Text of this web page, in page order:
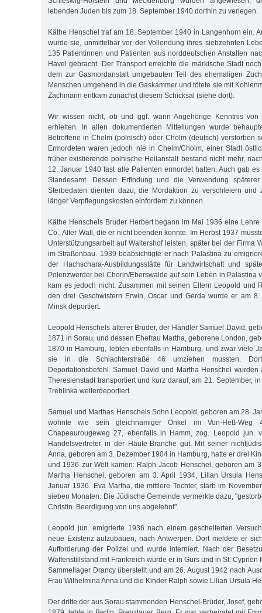
lebenden Juden bis zum 18. September 1940 dorthin zu verlegen.
Käthe Henschel traf am 18. September 1940 in Langenhorn ein.
wurde sie, unmittelbar vor der Vollendung ihres siebzehnten
135 Patientinnen und Patienten aus norddeutschen Anstalten
Havel gebracht. Der Transport erreichte die märkische Stadt
dem zur Gasmordanstalt umgebauten Teil des ehemaligen
Menschen umgehend in die Gaskammer und tötete sie mit
Zachmann entkam zunächst diesem Schicksal (siehe dort).
Wir wissen nicht, ob und ggf. wann Angehörige Kenntnis von
erhielten. In allen dokumentierten Mitteilungen wurde
Betroffene in Chelm (polnisch) oder Cholm (deutsch) verstorben
Ermordeten waren jedoch nie in Chelm/Cholm, einer Stadt
früher existierende polnische Heilanstalt bestand nicht mehr,
12. Januar 1940 fast alle Patienten ermordet hatten. Auch gab
Standesamt. Dessen Erfindung und die Verwendung
Sterbedaten dienten dazu, die Mordaktion zu verschleiern und
länger Verpflegungskosten einfordern zu können.
Käthe Henschels Bruder Herbert begann im Mai 1936 eine
Co., Alter Wall, die er nicht beenden konnte. Im Herbst 1937
Unterstützungsarbeit auf Waltershof leisten, später bei der Firma
im Straßenbau. 1939 beabsichtigte er nach Palästina zu
der Hachschara-Ausbildungsstätte für Landwirtschaft und
Polenzwerder bei Chorin/Eberswalde auf sein Leben in Palästina
kam es jedoch nicht. Zusammen mit seinen Eltern Leopold und
den drei Geschwistern Erwin, Oscar und Gerda wurde er am
Minsk deportiert.
Leopold Henschels älterer Bruder, der Händler Samuel David,
1871 in Sorau, und dessen Ehefrau Martha, geborene London,
1870 in Hamburg, lebten ebenfalls in Hamburg, und zwar viele
sie in die Schlachterstraße 46 umziehen mussten.
Deportationsbefehl. Samuel David und Martha Henschel
Theresienstadt transportiert und kurz darauf, am 21. September,
Treblinka weiterdeportiert.
Samuel und Marthas Henschels Sohn Leopold, geboren am 28.
wohnte wie sein gleichnamiger Onkel im Von-Heß-
Chapeaurougeweg 27, ebenfalls in Hamm, zog. Leopold jun.
Handelsvertreter in der Häute-Branche gut. Mit seiner
Anna, geboren am 3. Dezember 1904 in Hamburg, hatte er drei
und 1936 zur Welt kamen: Ralph Jacob Henschel, geboren am
Martha Henschel, geboren am 3. April 1934, Lilian Ursula
Januar 1936. Eva Martha, die mittlere Tochter, starb im
sieben Monaten. Die Jüdische Gemeinde vermerkte dazu,
Christin. Beerdigung von uns abgelehnt".
Leopold jun. emigrierte 1936 nach einem gescheiterten
neue Existenz aufzubauen, nach Antwerpen. Dort meldete er
Aufforderung der Polizei und wurde interniert. Nach der
Waffenstillstand mit Frankreich wurde er in Gurs und in St. Cyprien
Sammellager Drancy überstellt und am 26. August 1942 nach
Frau Wilhelmina Anna und die Kinder Ralph sowie Lilian Ursula
Der dritte der aus Sorau stammenden Henschel-Brüder, Josef,